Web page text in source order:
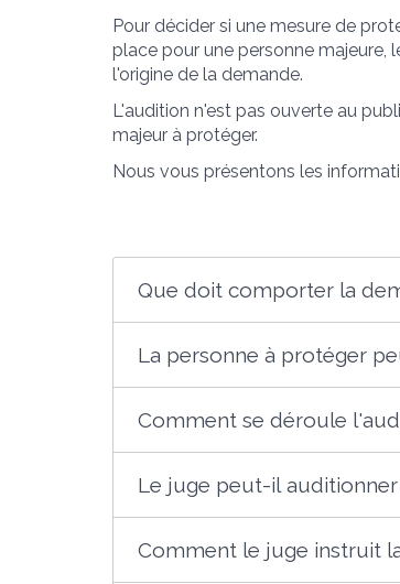
Pour décider si une mesure de
place pour une personne majeure,
l'origine de la demande.
L'audition n'est pas ouverte au
majeur à protéger.
Nous vous présentons les
Que doit comporter la
La personne à protéger
Comment se déroule
Le juge peut-il
Comment le juge instruit